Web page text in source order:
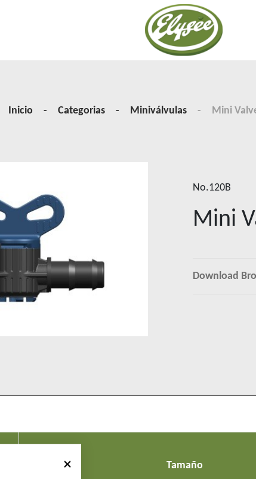
Inicio Categorias Miniválvulas Mini
No.120B
Mini
Download
Tamaño